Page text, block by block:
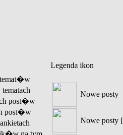
Legenda ikon
post�w
post�w
Nowe posty
Nowe posty